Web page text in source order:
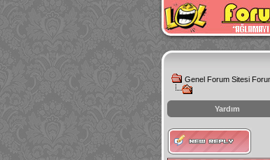
Genel Forum Sitesi
Yardım
instagram
izlenme
hilesi